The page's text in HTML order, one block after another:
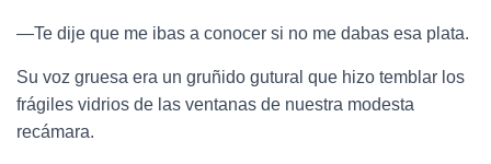
—Te dije que me ibas a conocer si no me dabas esa plata.
Su voz gruesa era un gruñido gutural que hizo temblar los
frágiles vidrios de las ventanas de nuestra modesta
recámara.